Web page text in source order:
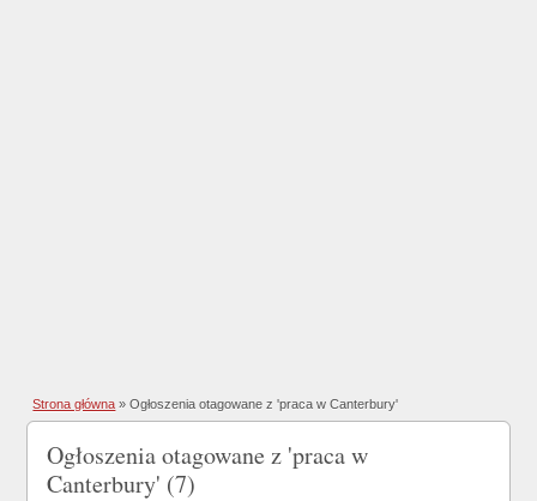
Strona główna »Ogłoszenia otagowane z 'praca w Canterbury'
Ogłoszenia otagowane z 'praca w
Canterbury' (7)